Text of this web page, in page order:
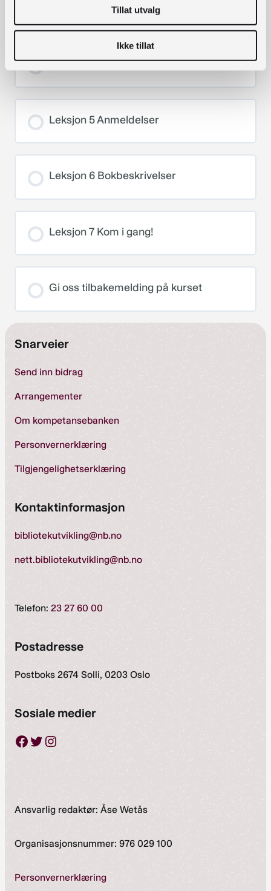
Tillat utvalg
Ikke tillat
Leksjon 3 Lesersørvissamtalen
Leksjon 4 Hurtigles
Leksjon 5 Anmeldelser
Leksjon 6 Bokbeskrivelser
Leksjon 7 Kom i gang!
Gi oss tilbakemelding på kurset
Snarveier
Send inn bidrag
Arrangementer
Om kompetansebanken
Personvernerklæring
Tilgjengelighetserklæring
Kontaktinformasjon
bibliotekutvikling@nb.no
nett.bibliotekutvikling@nb.no
Telefon: 23 27 60 00
Postadresse
Postboks 2674 Solli, 0203 Oslo
Sosiale medier
Facebook Twitter Instagram
Ansvarlig redaktør: Åse Wetås
Organisasjonsnummer: 976 029 100
Personvernerklæring